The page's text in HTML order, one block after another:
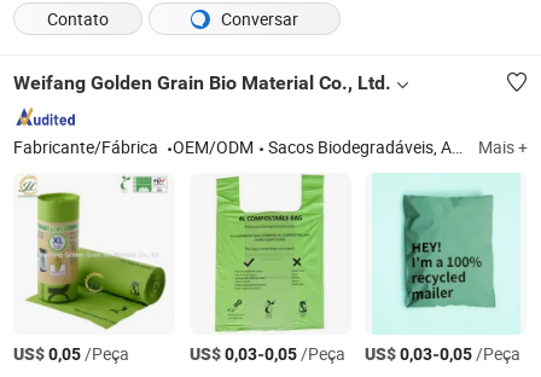
Contato
Conversar
Weifang Golden Grain Bio Material Co., Ltd.
Fabricante/Fábrica OEM/ODM Sacos Biodegradáveis, Aventais Biodegradáveis Mais +
US$0,05/Peça US$0,03-0,05/Peça US$0,03-0,05/Peça